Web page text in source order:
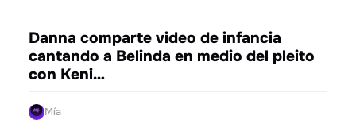
ENTRETENIMIENTO
Danna comparte video de infancia
cantando a Belinda en medio del pleito
con Keni…
Mía